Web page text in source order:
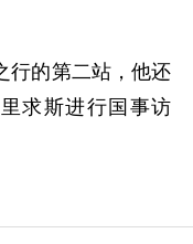
的第二站，他还
求斯进行国事访